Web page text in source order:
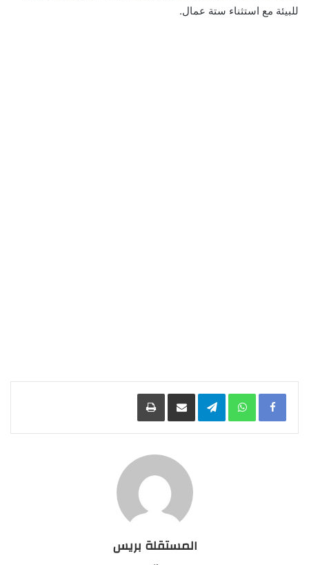
للبيئة مع استثناء ستة عمال.
Facebook
WhatsApp
Telegramمشاركة عبر البريد طباعة
المستقلة بريس